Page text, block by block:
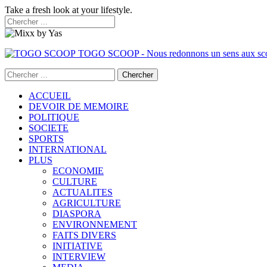
Take a fresh look at your lifestyle.
TOGO SCOOP - Nous redonnons un sens aux
ACCUEIL
DEVOIR DE MEMOIRE
POLITIQUE
SOCIETE
SPORTS
INTERNATIONAL
PLUS
ECONOMIE
CULTURE
ACTUALITES
AGRICULTURE
DIASPORA
ENVIRONNEMENT
FAITS DIVERS
INITIATIVE
INTERVIEW